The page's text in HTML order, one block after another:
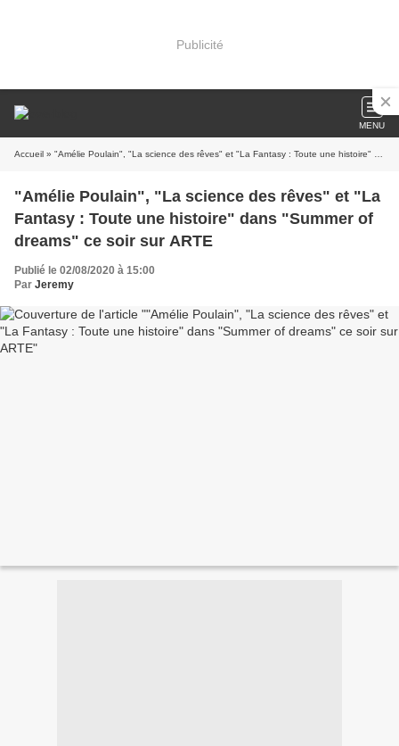
Publicité
MENU
Accueil » "Amélie Poulain", "La science des rêves" et "La Fantasy : Toute une histoire" dans "Summer of dreams" ce soir sur ARTE
"Amélie Poulain", "La science des rêves" et "La
Fantasy : Toute une histoire" dans "Summer of
dreams" ce soir sur ARTE
Publié le 02/08/2020 à 15:00
Par Jeremy